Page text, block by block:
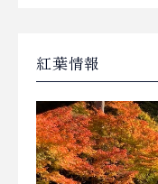
紅葉情報